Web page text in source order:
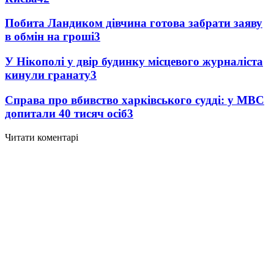
Побита Ландиком дівчина готова забрати заяву
в обмін на гроші3
У Нікополі у двір будинку місцевого журналіста
кинули гранату3
Справа про вбивство харківського судді: у МВС
допитали 40 тисяч осіб3
Читати коментарі